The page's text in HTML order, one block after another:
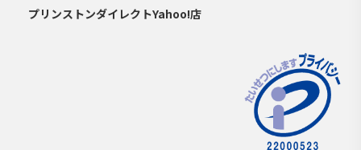
プリンストンダイレクトYahoo!店